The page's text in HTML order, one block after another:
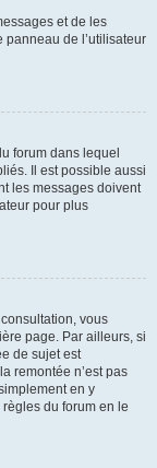
et de les
panneau de l’utilisateur
forum dans lequel
Il est possible aussi
les messages doivent
pour plus
vous
page. Par ailleurs, si
de sujet est
remontée n’est pas
en y
du forum en le